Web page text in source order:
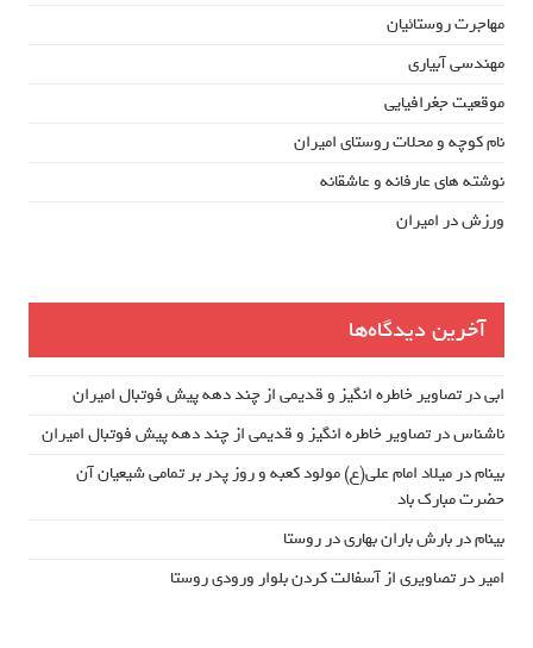
مهاجرت روستائیان
مهندسی آبیاری
موقعیت جغرافیایی
نام کوچه و محلات روستای امیران
نوشته های عارفانه و عاشقانه
ورزش در امیران
آخرین دیدگاه‌ها
ابیدرتصاویر خاطره انگیز و قدیمی از چند دهه پیش فوتبال امیران
ناشناسدرتصاویر خاطره انگیز و قدیمی از چند دهه پیش فوتبال امیران
بینامدرمیلاد امام علی(ع) مولود کعبه و روز پدر بر تمامی شیعیان آن
حضرت مبارک باد
بینامدربارش باران بهاری در روستا
امیردرتصاویری از آسفالت کردن بلوار ورودی روستا